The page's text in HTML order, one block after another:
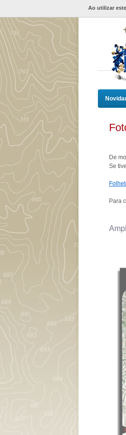
Ao utilizar
De
Se
Para